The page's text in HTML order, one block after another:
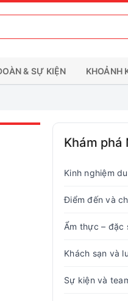
& SỰ KIỆN KHOẢNH
Khám phá
Kinh nghiệm
Điểm đến và
Ẩm thực – đặc
Khách sạn và
Sự kiện và